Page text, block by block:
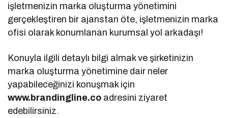
işletmenizin marka oluşturma yönetimini
gerçekleştiren bir ajanstan öte, işletmenizin marka
ofisi olarak konumlanan kurumsal yol arkadaşı!
Konuyla ilgili detaylı bilgi almak ve şirketinizin
marka oluşturma yönetimine dair neler
yapabileceğinizi konuşmak için
www.brandingline.co adresini ziyaret
edebilirsiniz.